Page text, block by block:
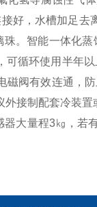
好，水槽加足去
。 智能一体化蒸
可循环使用半年
磁阀有效连通，
接制配套冷装置
器大量程3㎏，若